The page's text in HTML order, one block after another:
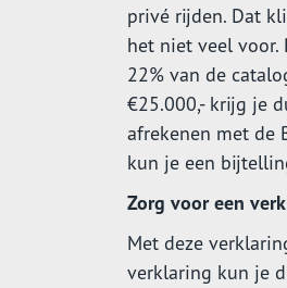
privé rijden. Dat
het niet veel
22% van de
€25.000,- krijg je
afrekenen met de
kun je een
Zorg voor een
Met deze
verklaring kun je